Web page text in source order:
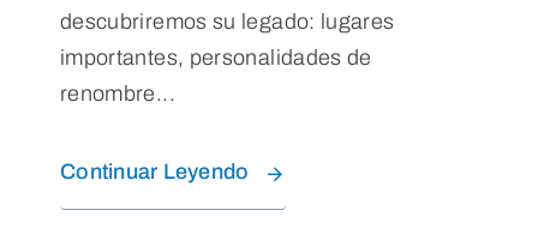
descubriremos su legado: lugares
importantes, personalidades de
renombre...
Continuar Leyendo